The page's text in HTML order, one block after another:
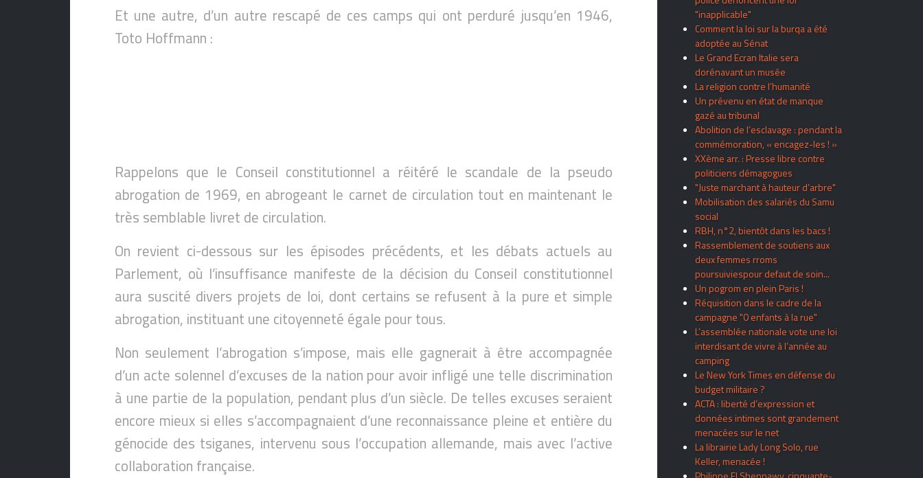
Et une autre, d’un autre rescapé de ces camps qui ont perduré jusqu’en 1946,
Toto Hoffmann :
Rappelons que le Conseil constitutionnel a réitéré le scandale de la pseudo
abrogation de 1969, en abrogeant le carnet de circulation tout en maintenant le
très semblable livret de circulation.
On revient ci-dessous sur les épisodes précédents, et les débats actuels au
Parlement, où l’insuffisance manifeste de la décision du Conseil constitutionnel
aura suscité divers projets de loi, dont certains se refusent à la pure et simple
abrogation, instituant une citoyenneté égale pour tous.
Non seulement l’abrogation s’impose, mais elle gagnerait à être accompagnée
d’un acte solennel d’excuses de la nation pour avoir infligé une telle discrimination
à une partie de la population, pendant plus d’un siècle. De telles excuses seraient
encore mieux si elles s’accompagnaient d’une reconnaissance pleine et entière du
génocide des tsiganes, intervenu sous l’occupation allemande, mais avec l’active
collaboration française.
"inapplicable"
Comment la loi sur la burqa a été
adoptée au Sénat
Le Grand Ecran Italie sera
dorénavant un musée
La religion contre l’humanité
Un prévenu en état de manque
gazé au tribunal
Abolition de l’esclavage : pendant la
commémoration, « encagez-les ! »
XXème arr. : Presse libre contre
politiciens démagogues
"Juste marchant à hauteur d’arbre"
Mobilisation des salariés du Samu
social
RBH, n°2, bientôt dans les bacs !
Rassemblement de soutiens aux
deux femmes rroms
poursuiviespour defaut de soin...
Un pogrom en plein Paris !
Réquisition dans le cadre de la
campagne "0 enfants à la rue"
L’assemblée nationale vote une loi
interdisant de vivre à l’année au
camping
Le New York Times en défense du
budget militaire ?
ACTA : liberté d’expression et
données intimes sont grandement
menacées sur le net
La librairie Lady Long Solo, rue
Keller, menacée !